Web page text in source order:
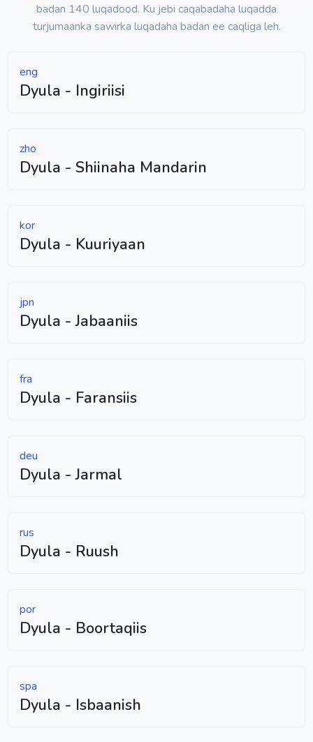
badan 140 luqadood. Ku jebi caqabadaha luqadda
turjumaanka sawirka luqadaha badan ee caqliga leh.
eng
Dyula - Ingiriisi
zho
Dyula - Shiinaha Mandarin
kor
Dyula - Kuuriyaan
jpn
Dyula - Jabaaniis
fra
Dyula - Faransiis
deu
Dyula - Jarmal
rus
Dyula - Ruush
por
Dyula - Boortaqiis
spa
Dyula - Isbaanish